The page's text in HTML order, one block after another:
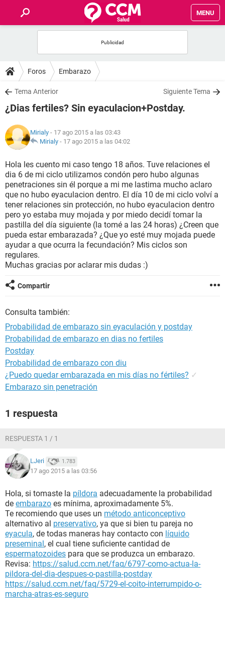
MENU
FOROS
SALUD
FAMILIA
NUTRICIÓN
BIENESTAR
SEXUALIDAD
GLOSARIO
Foros Embarazo
Tema Anterior Siguiente Tema
¿Dias fertiles? Sin eyaculacion+Postday.
Mirialy - 17 ago 2015 a las 03:43
Mirialy - 17 ago 2015 a las 04:02
Hola les cuento mi caso tengo 18 años. Tuve relaciones el
dia 6 de mi ciclo utilizamos condón pero hubo algunas
penetraciones sin él porque a mi me lastima mucho aclaro
que no hubo eyaculacion dentro. El día 10 de mi ciclo volví a
tener relaciones sin protección, no hubo eyaculacion dentro
pero yo estaba muy mojada y por miedo decidí tomar la
pastilla del día siguiente (la tomé a las 24 horas) ¿Creen que
pueda estar embarazada? ¿Que yo esté muy mojada puede
ayudar a que ocurra la fecundación? Mis ciclos son
regulares.
Muchas gracias por aclarar mis dudas :)
Compartir
Consulta también:
Probabilidad de embarazo sin eyaculación y postday
Probabilidad de embarazo en dias no fertiles
Postday
Probabilidad de embarazo con diu
¿Puedo quedar embarazada en mis días no fértiles? ✓
Embarazo sin penetración
1 respuesta
RESPUESTA 1 / 1
LJeri 1.783
17 ago 2015 a las 03:56
Hola, si tomaste la píldora adecuadamente la probabilidad
de embarazo es mínima, aproximadamente 5%.
Te recomiendo que uses un método anticonceptivo
alternativo al preservativo, ya que si bien tu pareja no
eyacula, de todas maneras hay contacto con líquido
preseminal, el cual tiene suficiente cantidad de
espermatozoides para que se produzca un embarazo.
Revisa: https://salud.ccm.net/faq/6797-como-actua-la-
pildora-del-dia-despues-o-pastilla-postday
https://salud.ccm.net/faq/5729-el-coito-interrumpido-o-
marcha-atras-es-seguro